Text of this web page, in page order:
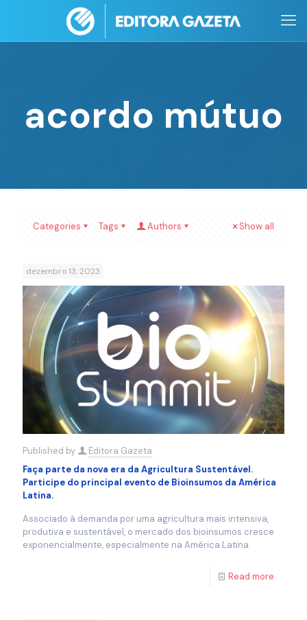
acordo mútuo
Categories Tags Authors Show all
dezembro 13, 2023
Published by
Editora Gazeta
Faça parte da nova era da Agricultura Sustentável.
Participe do principal evento de Bioinsumos da América
Latina.
Associado à demanda por uma agricultura mais intensiva,
produtiva e sustentável, o mercado dos bioinsumos cresce
exponencialmente, especialmente na América Latina.
Read more